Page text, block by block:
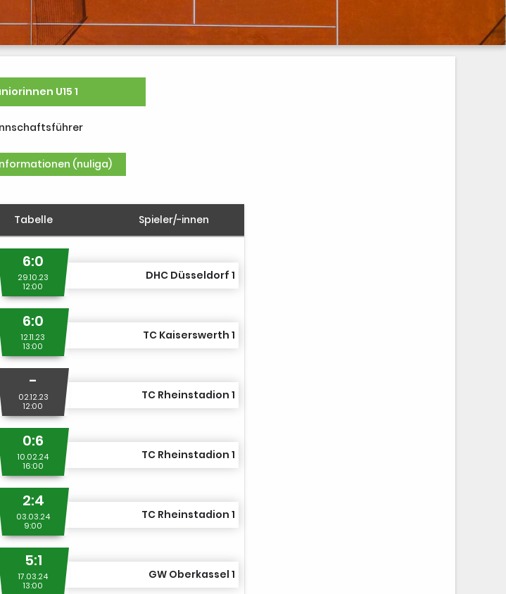
U15 1
(nuliga)
Tabelle Spieler/-innen
6:0
29.10.23
12:00
DHC Düsseldorf 1
6:0
12.11.23
13:00
TC Kaiserswerth 1
-
02.12.23
12:00
TC Rheinstadion 1
0:6
10.02.24
16:00
TC Rheinstadion 1
2:4
03.03.24
9:00
TC Rheinstadion 1
5:1
17.03.24
13:00
GW Oberkassel 1